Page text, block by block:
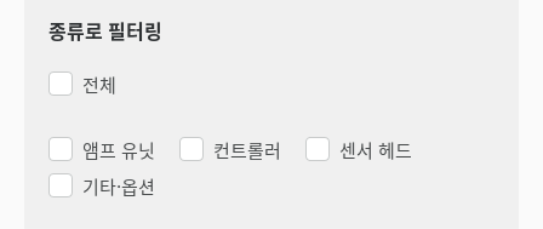
종류로 필터링
전체
앰프 유닛 컨트롤러
센서 헤드
기타·옵션